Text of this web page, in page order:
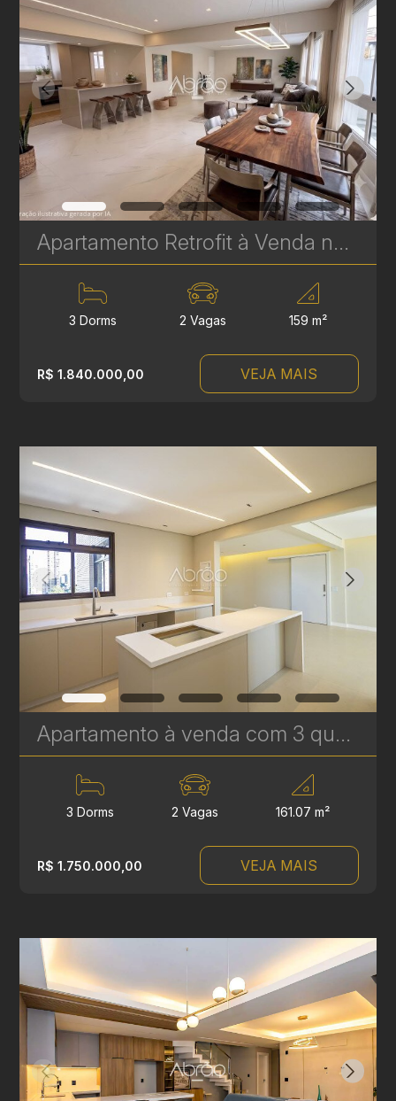
Apartamento Retrofit à Venda no Batel – Edifício Cristina | 3 Quartos, 2 Suítes, 159 m² | Ref 1748
3 Dorms 2 Vagas 159 m²
R$ 1.840.000,00 VEJA MAIS
Apartamento à venda com 3 quartos sendo 1 suíte no Ecoville- 161,07 m² - Ecoville Tower | Ref. 1788
3 Dorms 2 Vagas 161.07 m²
R$ 1.750.000,00 VEJA MAIS